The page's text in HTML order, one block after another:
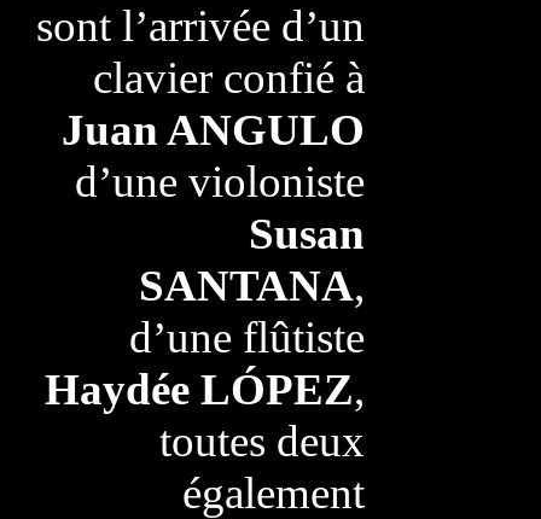
sont l’arrivée d’un
clavier confié à
Juan ANGULO
d’une violoniste
Susan
SANTANA,
d’une flûtiste
Haydée LÓPEZ,
toutes deux
également